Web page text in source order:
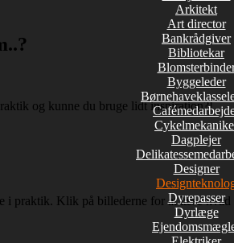
og kunne du bruge lidt inspiration?!
i praktik. Klik på billederne for at læse
Arkitekt
Art director
Bankrådgiver
Bibliotekar
Byggeleder
Dagplejer
Designer
Dyrepasser
Dyrlæge